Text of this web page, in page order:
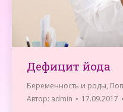
Дефицит йода
Беременность и роды,
Автор: admin 17.09.2017